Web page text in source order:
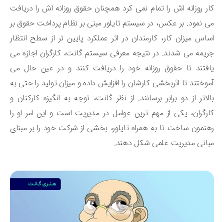
روزانه ‌اش را تمام نمی‌ کرد همچنان حقوق روزانه‌ اش را دریافت
نمود. بر عکس، در سیستم تایلور مبنی بر نظام پرداخت حقوق بر
میزان کار، کارمندان در اثر عملکرد پایین ‌تر از سطح انتظار
می ‌شدند. در نتیجه‌ معرفی سیستم گانت، کارگران اجازه می
تا حقوق روزانه‌ خود را دریافت کنند و در عین حال می
تا اثربخشی کارشان را افزایش داده و میزان تولید را حتی به
از دو برابر برسانند. از نظر گانت، توجه به انگیزه‌ کارکنان و
یکی از مهم ‌ترین عوامل در مدیریت است و این امر او را
ساخت تا به همراه تایلور، بخشی از شرکت‌ خود را بر مبنای
مدیریت علمی شکل دهند.